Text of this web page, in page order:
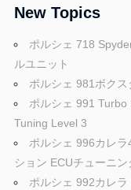
New Topics
ポルシェ 718
ルユニット
ポルシェ 981ボク
ポルシェ 991
Tuning Level 3
ポルシェ 996カレ
ション ECUチューニン
ポルシェ 992カレ